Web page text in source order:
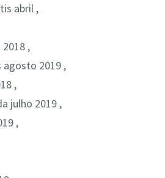
abril ,
,
2019 ,
,
julho 2019 ,
,